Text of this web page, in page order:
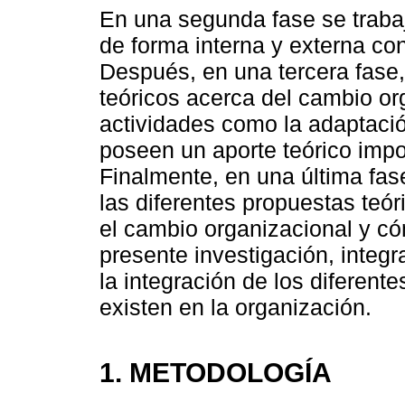
En una segunda fase se
de forma interna y externa
Después, en una tercera
teóricos acerca del cambio
actividades como la
poseen un aporte teórico
Finalmente, en una última
las diferentes propuestas
el cambio organizacional y
presente investigación,
la integración de los
existen en la organización.
1. METODOLOGÍA